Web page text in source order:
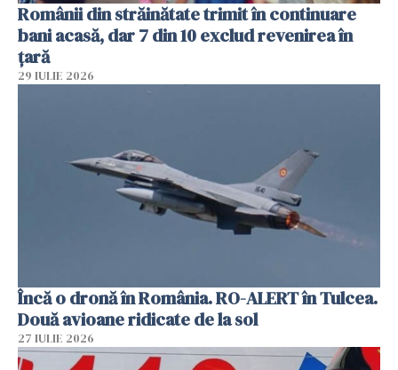
Românii din străinătate trimit în continuare
bani acasă, dar 7 din 10 exclud revenirea în
țară
29 IULIE 2026
Încă o dronă în România. RO-ALERT în Tulcea.
Două avioane ridicate de la sol
27 IULIE 2026